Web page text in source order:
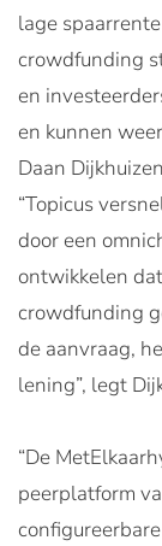
lage
crowdfunding
en
en kunnen
Daan
“Topicus
door een
ontwikkelen
crowdfunding
de aanvraag,
lening”, legt
“De
peerplatform